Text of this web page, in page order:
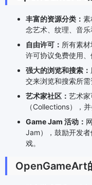
丰富的资源分类： 素
念艺术、纹理、音
自由许可： 所有素
许可协议免费使用、
强大的浏览和搜索：
交来浏览和搜索所需
艺术家社区： 艺术
（Collections），
Game Jam 活动：
Jam），鼓励开发
戏。
OpenGameArt